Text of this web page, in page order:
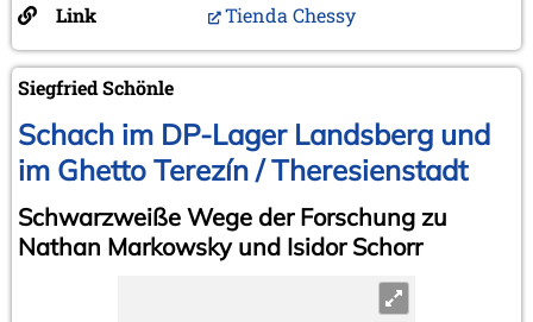
Link
Tienda Chessy
Siegfried Schönle
Schach im DP-Lager Landsberg und
im Ghetto Terezín / Theresienstadt
Schwarzweiße Wege der Forschung zu
Nathan Markowsky und Isidor Schorr